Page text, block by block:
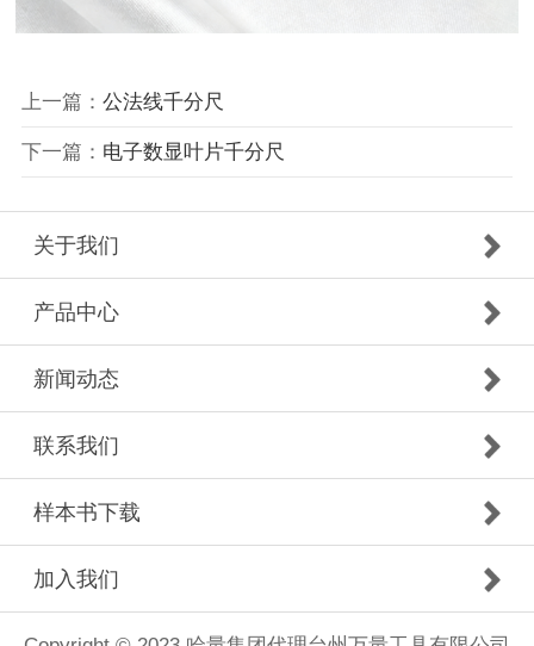
上一篇： 公法线千分尺
下一篇： 电子数显叶片千分尺
关于我们
产品中心
新闻动态
联系我们
样本书下载
加入我们